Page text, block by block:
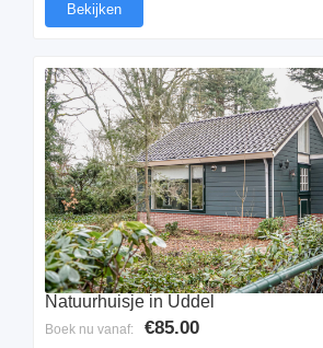
Bekijken
Natuurhuisje in Uddel
Boek nu vanaf: €85.00